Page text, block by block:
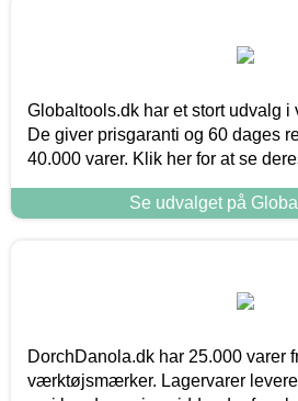
Globaltools.dk har et stort udvalg
De giver prisgaranti og 60 dages
40.000 varer. Klik her for at se
Se udvalget på
DorchDanola.dk har 25.000 varer
værktøjsmærker. Lagervarer